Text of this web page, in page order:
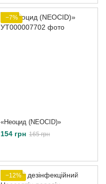
−7%
«Неоцид (NEOCID)»
154 грн 165 грн
−12%